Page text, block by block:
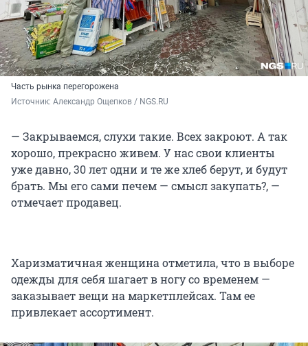
Часть рынка перегорожена
Источник: Александр Ощепков / NGS.RU
— Закрываемся, слухи такие. Всех закроют. А так
хорошо, прекрасно живем. У нас свои клиенты
уже давно, 30 лет одни и те же хлеб берут, и будут
брать. Мы его сами печем — смысл закупать?, —
отмечает продавец.
Харизматичная женщина отметила, что в выборе
одежды для себя шагает в ногу со временем —
заказывает вещи на маркетплейсах. Там ее
привлекает ассортимент.